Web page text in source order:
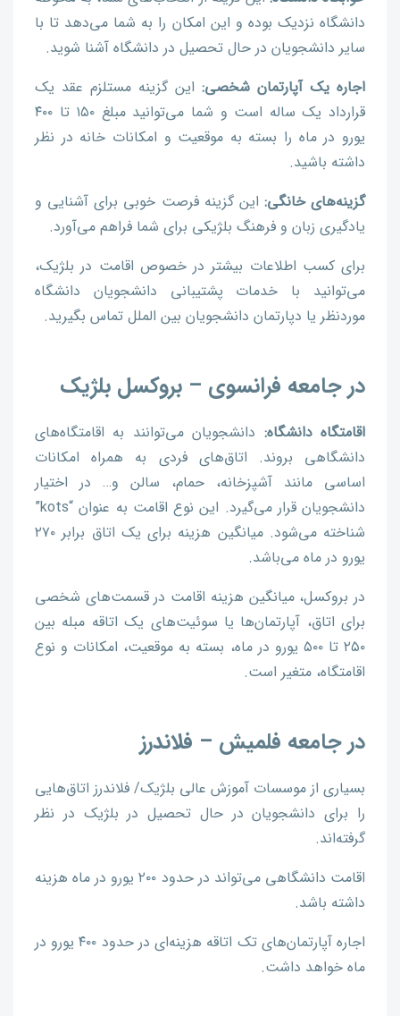
دانشگاه نزدیک بوده و این امکان را به شما می‌دهد تا با
سایر دانشجویان در حال تحصیل در دانشگاه آشنا شوید.
اجاره یک آپارتمان شخصی: این گزینه مستلزم عقد یک
قرارداد یک ساله است و شما می‌توانید مبلغ ۱۵۰ تا ۴۰۰
یورو در ماه را بسته به موقعیت و امکانات خانه در نظر
داشته باشید.
گزینه‌های خانگی: این گزینه فرصت خوبی برای آشنایی و
یادگیری زبان و فرهنگ بلژیکی برای شما فراهم می‌آورد.
برای کسب اطلاعات بیشتر در خصوص اقامت در بلژیک،
می‌توانید با خدمات پشتیبانی دانشجویان دانشگاه
موردنظر یا دپارتمان دانشجویان بین الملل تماس بگیرید.
در جامعه فرانسوی – بروکسل بلژیک
اقامتگاه دانشگاه: دانشجویان می‌توانند به اقامتگاه‌های
دانشگاهی بروند. اتاق‌های فردی به همراه امکانات
اساسی مانند آشپزخانه، حمام، سالن و… در اختیار
دانشجویان قرار می‌گیرد. این نوع اقامت به عنوان “kots”
شناخته می‌شود. میانگین هزینه برای یک اتاق برابر ۲۷۰
یورو در ماه می‌باشد.
در بروکسل، میانگین هزینه اقامت در قسمت‌های شخصی
برای اتاق، آپارتمان‌ها یا سوئیت‌های یک اتاقه مبله بین
۲۵۰ تا ۵۰۰ یورو در ماه، بسته به موقعیت، امکانات و نوع
اقامتگاه، متغیر است.
در جامعه فلمیش – فلاندرز
بسیاری از موسسات آموزش عالی بلژیک/ فلاندرز اتاق‌هایی
را برای دانشجویان در حال تحصیل در بلژیک در نظر
گرفته‌اند.
اقامت دانشگاهی می‌تواند در حدود ۲۰۰ یورو در ماه هزینه
داشته باشد.
اجاره آپارتمان‌های تک اتاقه هزینه‌ای در حدود ۴۰۰ یورو در
ماه خواهد داشت.